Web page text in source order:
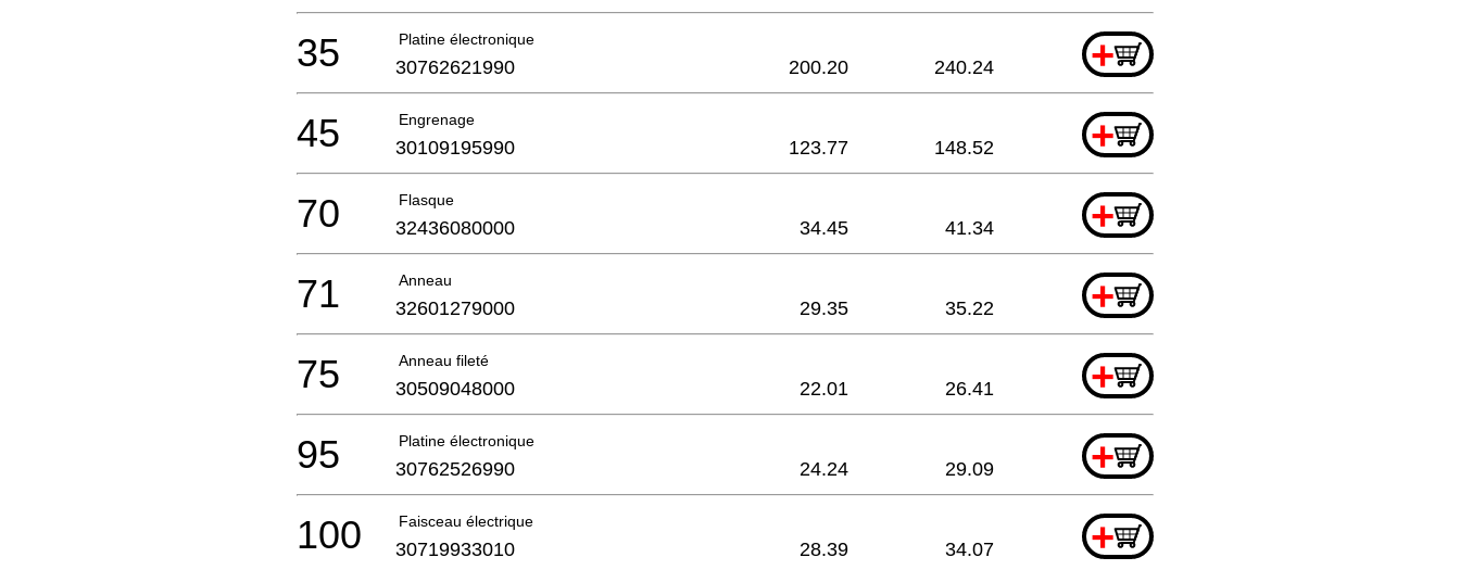
Platine électronique +
35 30762621990 200.20 240.24
Engrenage +
45 30109195990 123.77 148.52
Flasque +
70 32436080000 34.45 41.34
Anneau +
71 32601279000 29.35 35.22
Anneau fileté +
75 30509048000 22.01 26.41
Platine électronique +
95 30762526990 24.24 29.09
Faisceau électrique +
100 30719933010 28.39 34.07